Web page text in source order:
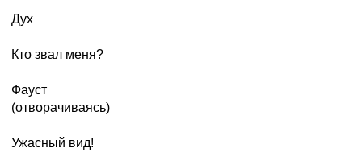
Дух
Кто звал меня?
Фауст
(отворачиваясь)
Ужасный вид!